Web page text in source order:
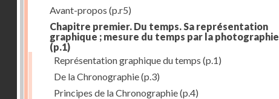
Avant-propos (p.r5)
Chapitre premier. Du temps. Sa représentation
graphique ; mesure du temps par la photographie
(p.1)
Représentation graphique du temps (p.1)
De la Chronographie(p.3)
Principes de la Chronographie(p.4)